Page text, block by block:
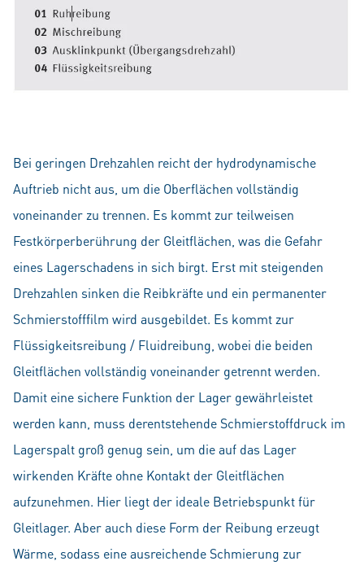
Bei geringen Drehzahlen reicht der hydrodynamische
Auftrieb nicht aus, um die Oberflächen vollständig
voneinander zu trennen. Es kommt zur teilweisen
Festkörperberührung der Gleitflächen, was die Gefahr
eines Lagerschadens in sich birgt. Erst mit steigenden
Drehzahlen sinken die Reibkräfte und ein permanenter
Schmierstofffilm wird ausgebildet. Es kommt zur
Flüssigkeitsreibung / Fluidreibung, wobei die beiden
Gleitflächen vollständig voneinander getrennt werden.
Damit eine sichere Funktion der Lager gewährleistet
werden kann, muss derentstehende Schmierstoffdruck im
Lagerspalt groß genug sein, um die auf das Lager
wirkenden Kräfte ohne Kontakt der Gleitflächen
aufzunehmen. Hier liegt der ideale Betriebspunkt für
Gleitlager. Aber auch diese Form der Reibung erzeugt
Wärme, sodass eine ausreichende Schmierung zur